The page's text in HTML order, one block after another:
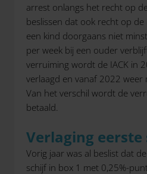
arrest onlangs het recht op
beslissen dat ook recht op de
een kind doorgaans niet
per week bij een ouder
verruiming wordt de IACK in
verlaagd en vanaf 2022 weer
Van het verschil wordt de
betaald.
Verlaging eerste
Vorig jaar was al beslist dat
schijf in box 1 met 0,25%-